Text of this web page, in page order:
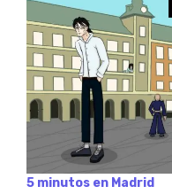
5 minutos en Madrid